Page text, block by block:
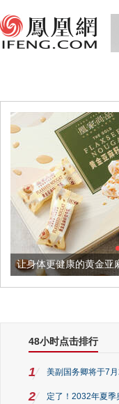
黄金亚麻籽，我们把它
48小时点击排行
1 美副国务卿将于7
2 定了！2032年夏